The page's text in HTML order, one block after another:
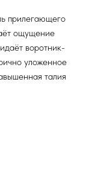
прилегающего
ощущение
воротник-
уложенное
талия